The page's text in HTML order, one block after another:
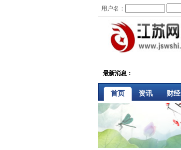
用户名：
最新消息：
首页 资讯 财经